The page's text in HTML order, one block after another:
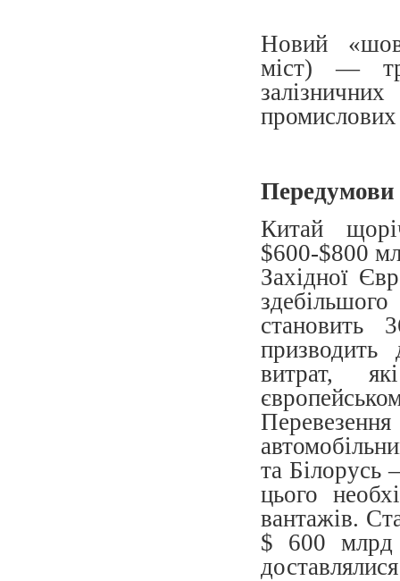
Новий
міст) —
Передумови
Китай
$600-$800
Західної
становить
призводить
витрат,
та Білорусь
цього
вантажів.
$ 600 млрд